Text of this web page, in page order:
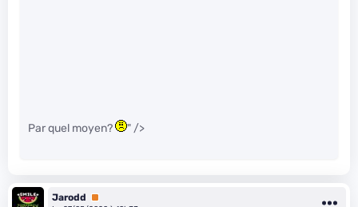
Par quel moyen? " />
Jarodd
Premium